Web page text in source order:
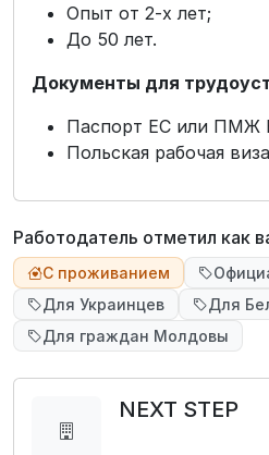
Опыт от 2-х лет;
До 50 лет.
Документы для
Паспорт ЕС или ПМЖ
Польская рабочая
Работодатель отметил как
С проживанием
Для Украинцев
Для
Для граждан Молдовы
NEXT STEP